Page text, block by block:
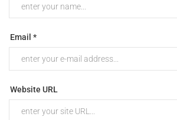
Email *
Website URL